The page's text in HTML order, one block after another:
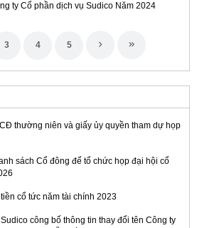
ty Cổ phần dịch vụ Sudico Năm 2024
3 4 5
thường niên và giấy ủy quyền tham dự họp
sách Cổ đông để tổ chức họp đại hội cổ
cổ tức năm tài chính 2023
công bố thông tin thay đổi tên Công ty